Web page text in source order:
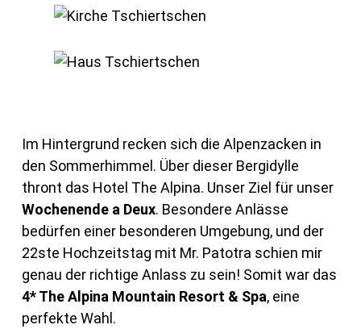
Im Hintergrund recken sich die Alpenzacken in
den Sommerhimmel. Über dieser Bergidylle
thront das Hotel The Alpina. Unser Ziel für unser
Wochenende a Deux. Besondere Anlässe
bedürfen einer besonderen Umgebung, und der
22ste Hochzeitstag mit Mr. Patotra schien mir
genau der richtige Anlass zu sein! Somit war das
4* The Alpina Mountain Resort & Spa, eine
perfekte Wahl.